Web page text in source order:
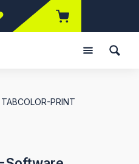
hast 0 Produkte auf dem
TABCOLOR-PRINT